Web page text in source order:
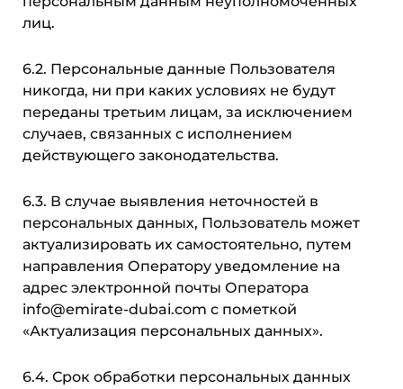
лиц.
6.2. Персональные данные Пользователя
никогда, ни при каких условиях не будут
переданы третьим лицам, за исключением
случаев, связанных с исполнением
действующего законодательства.
6.3. В случае выявления неточностей в
персональных данных, Пользователь может
актуализировать их самостоятельно, путем
направления Оператору уведомление на
адрес электронной почты Оператора
info@emirate-dubai.com с пометкой
«Актуализация персональных данных».
6.4. Срок обработки персональных данных